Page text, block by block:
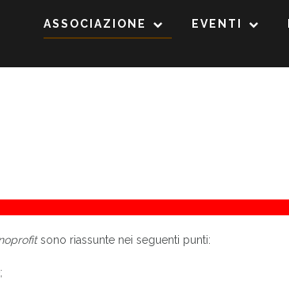
ASSOCIAZIONE EVENTI
sono riassunte nei seguenti punti: